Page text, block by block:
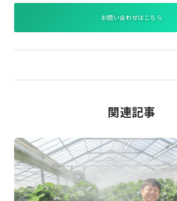
お問い合わせはこちら
関連記事